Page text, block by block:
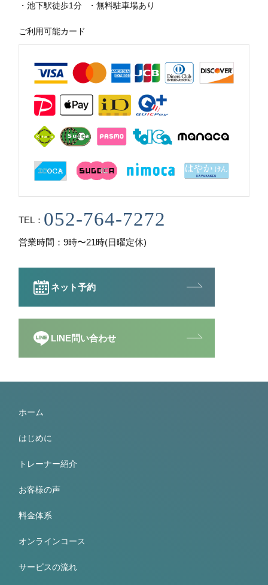
池下駅徒歩1分 無料駐車場あり
ご利用可能カード
TEL
営業時間 9時〜21時(日曜定休)
ネット予約
LINE問い合わせ
ホーム
はじめに
トレーナー紹介
お客様の声
料金体系
オンラインコース
サービスの流れ